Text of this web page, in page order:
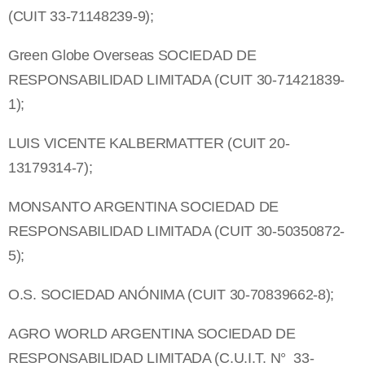
(CUIT 33-71148239-9);
Green Globe Overseas SOCIEDAD DE
RESPONSABILIDAD LIMITADA (CUIT 30-71421839-
1);
LUIS VICENTE KALBERMATTER (CUIT 20-
13179314-7);
MONSANTO ARGENTINA SOCIEDAD DE
RESPONSABILIDAD LIMITADA (CUIT 30-50350872-
5);
O.S. SOCIEDAD ANÓNIMA (CUIT 30-70839662-8);
AGRO WORLD ARGENTINA SOCIEDAD DE
RESPONSABILIDAD LIMITADA (C.U.I.T. N° 33-